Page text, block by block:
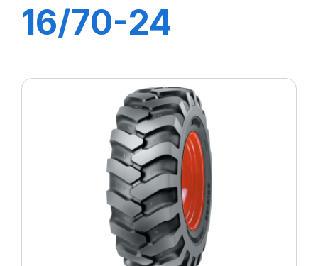
16/70-24
TL MPT-04 (M-I)